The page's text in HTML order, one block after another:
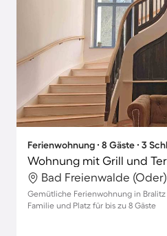
Ferienwohnung ∙ 8 Gäste ∙ 3
Gemütliche Ferienwohnung in
Familie und Platz für bis zu 8 Gäste